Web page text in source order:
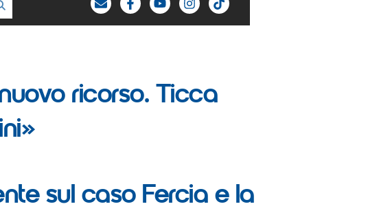
ricorso. Ticca
sul caso Fercia e la